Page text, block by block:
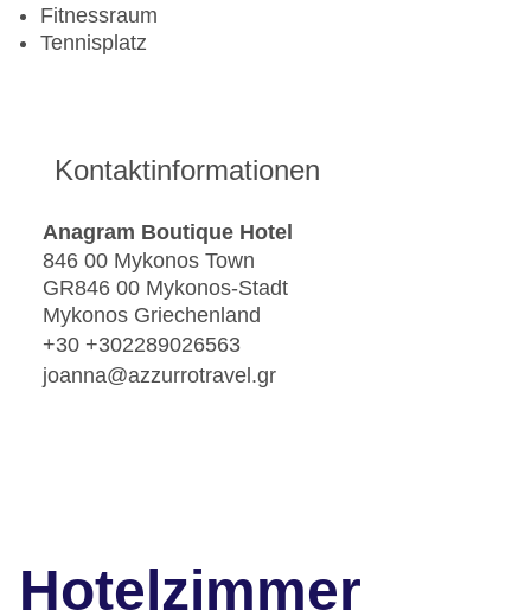
Fitnessraum
Tennisplatz
Kontaktinformationen
Anagram Boutique Hotel
846 00 Mykonos Town
GR846 00 Mykonos-Stadt
Mykonos Griechenland
+30 +302289026563
joanna@azzurrotravel.gr
Hotelzimmer